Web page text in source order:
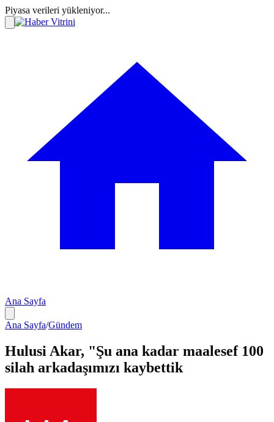
Piyasa verileri yükleniyor...
Ana Sayfa
Ana Sayfa/Gündem
Hulusi Akar, "Şu ana kadar maalesef 100
silah arkadaşımızı kaybettik